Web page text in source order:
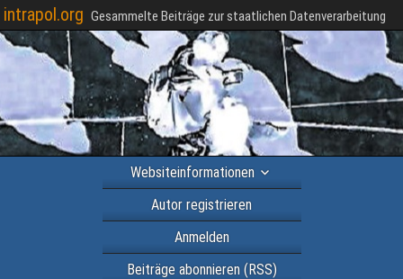
intrapol.org Gesammelte Beiträge zur staatlichen Datenverarbeitung
Websiteinformationen
Autor registrieren
Anmelden
Beiträge abonnieren (RSS)